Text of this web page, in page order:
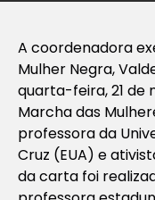
A coordenadora
Mulher Negra,
quarta-feira, 21 de
Marcha das
professora da
Cruz (EUA) e
da carta foi